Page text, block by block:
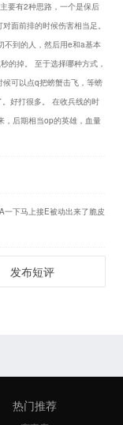
要有2种思路，一个是保后
面前排的时候伤害相当足。
不到的人，然后用e和a基本
的掉。 至于选择哪种方式，
可以点q把螃蟹击飞，等螃
好打很多。 在收兵线的时
，后期相当op的英雄，血量
一下马上接E被动出来了脆皮
发布短评
热门推荐